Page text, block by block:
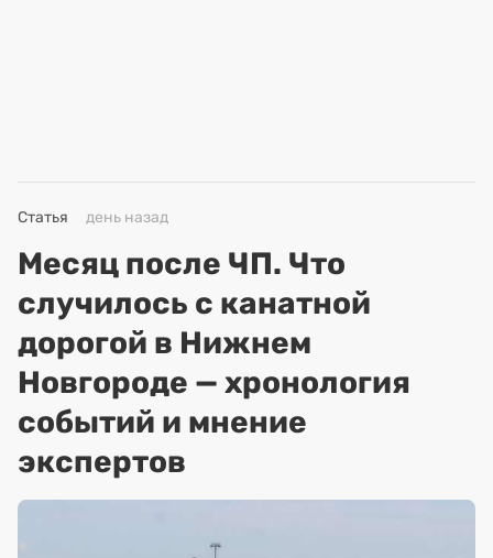
Статья день назад
Месяц после ЧП. Что
случилось с канатной
дорогой в Нижнем
Новгороде — хронология
событий и мнение
экспертов